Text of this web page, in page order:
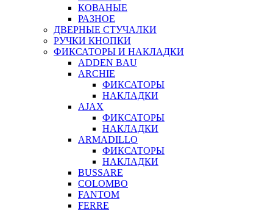
КОВАНЫЕ
РАЗНОЕ
ДВЕРНЫЕ СТУЧАЛКИ
РУЧКИ КНОПКИ
ФИКСАТОРЫ И НАКЛАДКИ
ADDEN BAU
ARCHIE
ФИКСАТОРЫ
НАКЛАДКИ
AJAX
ФИКСАТОРЫ
НАКЛАДКИ
ARMADILLO
ФИКСАТОРЫ
НАКЛАДКИ
BUSSARE
COLOMBO
FANTOM
FERRE